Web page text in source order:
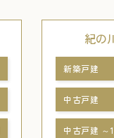
紀の
新築戸建
中古戸建
中古戸建 ～